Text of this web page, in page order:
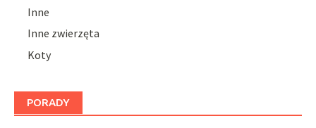
Inne
Inne zwierzęta
Koty
PORADY